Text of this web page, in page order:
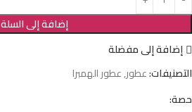
إضافة إلى السلة
إضافة إلى مفضلة
التصنيفات:عطور,عطور الهمبرا
حصة: